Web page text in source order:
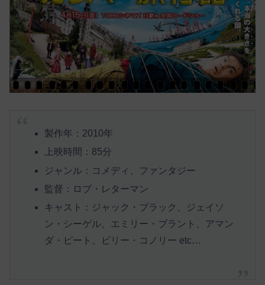
製作年：2010年
上映時間：85分
ジャンル：コメディ、ファンタジー
監督：ロブ・レターマン
キャスト：ジャック・ブラック、ジェイソ
ン・シーゲル、エミリー・ブラント、アマン
ダ・ピート、ビリー・コノリー etc…